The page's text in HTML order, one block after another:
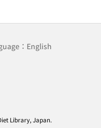
：English
Library, Japan.